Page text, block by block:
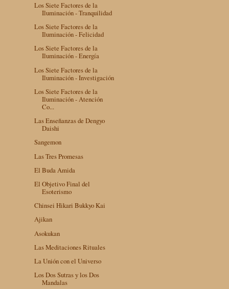
Los Siete Factores de la
Iluminación - Tranquilidad
Los Siete Factores de la
Iluminación - Felicidad
Los Siete Factores de la
Iluminación - Energía
Los Siete Factores de la
Iluminación - Investigación
Los Siete Factores de la
Iluminación - Atención
Co...
Las Enseñanzas de Dengyo
Daishi
Sangemon
Las Tres Promesas
El Buda Amida
El Objetivo Final del
Esoterismo
Chinsei Hikari Bukkyo Kai
Ajikan
Asokukan
Las Meditaciones Rituales
La Unión con el Universo
Los Dos Sutras y los Dos
Mandalas